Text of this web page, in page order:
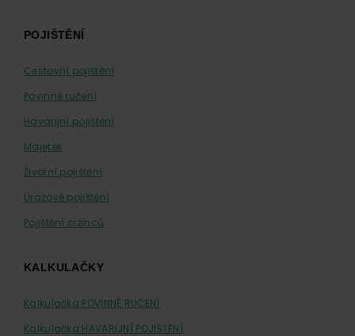
FooterPOJIŠTĚNÍ
Cestovní pojištění
Povinné ručení
Havarijní pojištění
Majetek
Životní pojištění
Úrazové pojištění
Pojištění cizinců
KALKULAČKY
Kalkulačka POVINNÉ RUČENÍ
Kalkulačka HAVARIJNÍ POJIŠTĚNÍ